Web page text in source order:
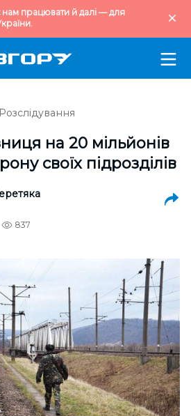
працювати й далі — для
Розслідування
на 20 мільйонів
своїх підрозділів
837